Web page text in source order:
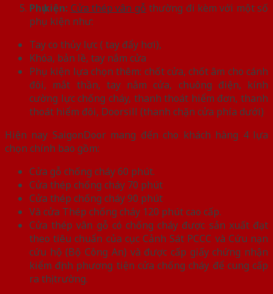
Phụ kiện: Cửa thép vân gỗ thường đi kèm với một số
phụ kiện như:
Tay co thủy lực ( tay đẩy hơi),
Khóa, bản lề, tay nắm cửa
Phụ kiện lựa chọn thêm: chốt cửa, chốt âm cho cánh
đôi, mắt thần, tay nắm cửa, chuông điện, kính
cường lực chống cháy, thanh thoát hiểm đơn, thanh
thoát hiểm đôi, Doorsill (thanh chặn cửa phía dưới)
Hiện nay SaigonDoor mang đến cho khách hàng 4 lựa
chọn chính bao gồm:
Cửa gỗ chống cháy 60 phút.
Cửa thép chống cháy 70 phút
Cửa thép chống cháy 90 phút
Và cửa Thép chống cháy 120 phút cao cấp.
Cửa thép vân gỗ có chống cháy được sản xuất đạt
theo tiêu chuẩn của cục Cảnh Sát PCCC và Cứu nạn
cứu hộ (Bộ Công An) và được cấp giấy chứng nhận
kiểm định phương tiện cửa chống cháy để cung cấp
ra thị trường.